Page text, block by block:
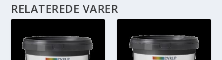
RELATEREDE VARER